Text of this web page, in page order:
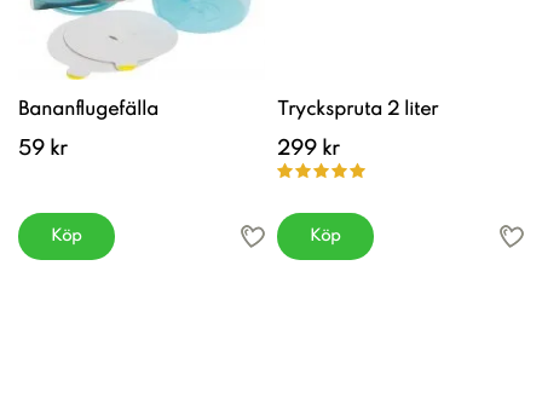
Bananflugefälla
59 kr
Köp
Tryckspruta 2 liter
299 kr
Köp